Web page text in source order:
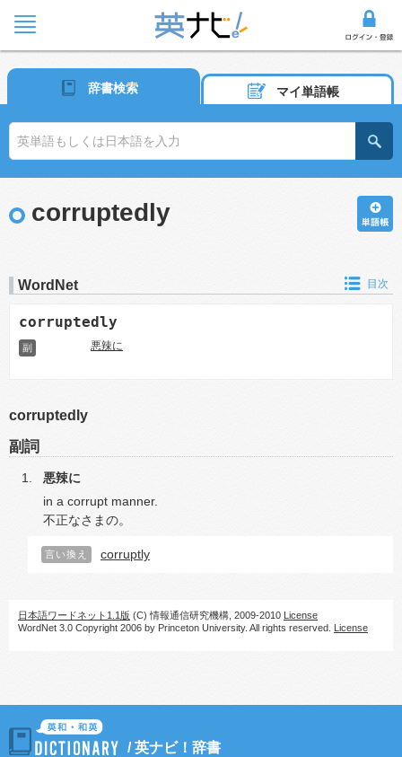
辞書検索 マイ単語帳
corruptedly
WordNet 目次
corruptedly
副 悪辣に
corruptedly
副詞
悪辣に
in a corrupt manner.
不正なさまの。
言い換え corruptly
日本語ワードネット1.1版 (C) 情報通信研究機構, 2009-2010 License
WordNet 3.0 Copyright 2006 by Princeton University. All rights reserved. License
/英ナビ！辞書